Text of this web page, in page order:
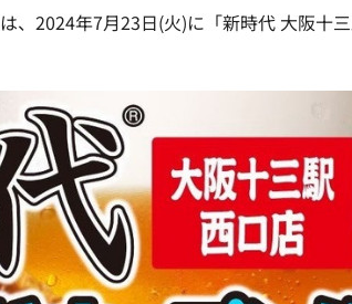
、2024年7月23日(火)に「新時代 大阪十